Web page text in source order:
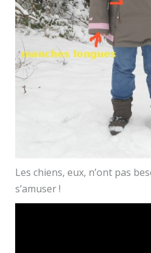
Les chiens, eux, n’ont pas
s’amuser !